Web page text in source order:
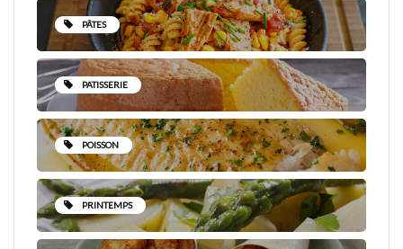
PÂTES
PATISSERIE
POISSON
PRINTEMPS